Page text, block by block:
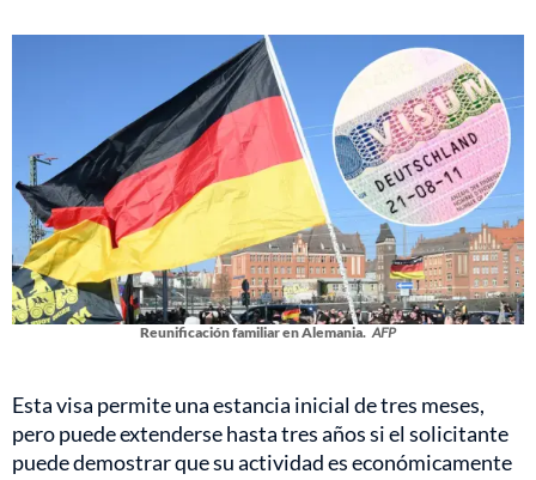
Reunificación familiar en Alemania. AFP
Esta visa permite una estancia inicial de tres meses,
pero puede extenderse hasta tres años si el solicitante
puede demostrar que su actividad es económicamente